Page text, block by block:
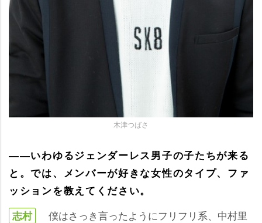
木津つばさ
――いわゆるジェンダーレス男子の子たちが来る
と。では、メンバーが好きな女性のタイプ、ファ
ッションを教えてください。
志村
僕はさっき言ったようにフリフリ系、中村里